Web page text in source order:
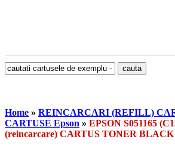
Home » REINCARCARI (REFILL)
CARTUSE Epson » EPSON S051165
(reincarcare) CARTUS TONER BLACK